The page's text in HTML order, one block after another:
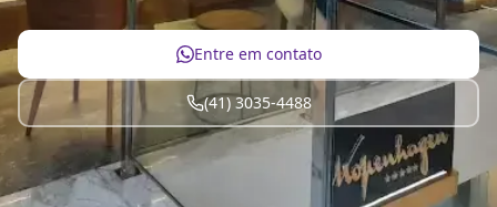
Entre em contato
(41) 3035-4488